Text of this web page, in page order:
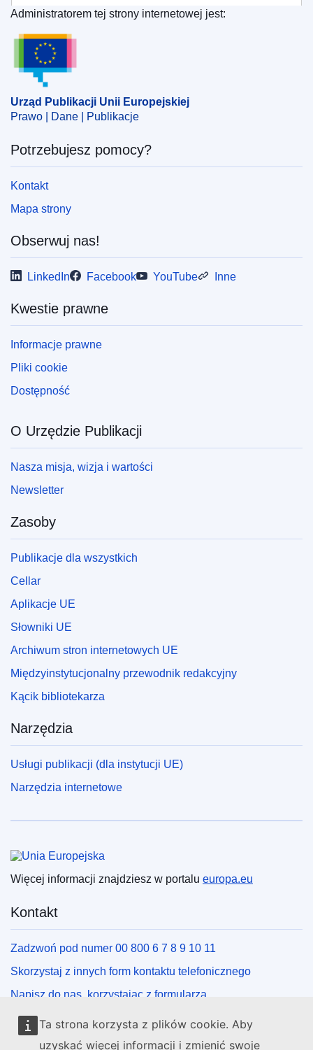
Ta strona korzysta z plików cookie. Aby
uzyskać więcej informacji i zmienić swoje
CELEX : C/2025/03104
ELI :C/2025/3104/oj
IMMC : 9999
pdfa2a
Urząd Publikacji Unii Europejskiej
Administratorem tej strony internetowej jest:
Urząd Publikacji Unii Europejskiej
Prawo | Dane | Publikacje
Potrzebujesz pomocy?
Kontakt
Mapa strony
Obserwuj nas!
LinkedIn Facebook YouTube Inne
Kwestie prawne
Informacje prawne
Pliki cookie
Dostępność
O Urzędzie Publikacji
Nasza misja, wizja i wartości
Newsletter
Zasoby
Publikacje dla wszystkich
Cellar
Aplikacje UE
Słowniki UE
Archiwum stron internetowych UE
Międzyinstytucjonalny przewodnik redakcyjny
Kącik bibliotekarza
Narzędzia
Usługi publikacji (dla instytucji UE)
Narzędzia internetowe
Unia Europejska
Więcej informacji znajdziesz w portalu europa.eu
Kontakt
Zadzwoń pod numer 00 800 6 7 8 9 10 11
Skorzystaj z innych form kontaktu telefonicznego
Napisz do nas, korzystając z formularza
Spotkaj się z nami w lokalnym punkcie UE